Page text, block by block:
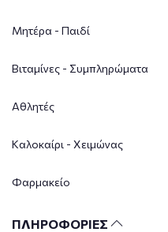
Μητέρα - Παιδί
Βιταμίνες - Συμπληρώματα
Αθλητές
Καλοκαίρι - Χειμώνας
Φαρμακείο
ΠΛΗΡΟΦΟΡΙΕΣ